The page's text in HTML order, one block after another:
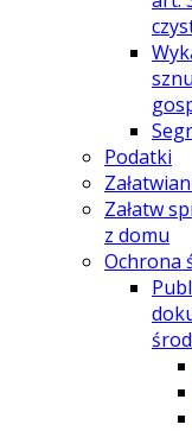
Podatki
Załatw
z domu
Ochrona